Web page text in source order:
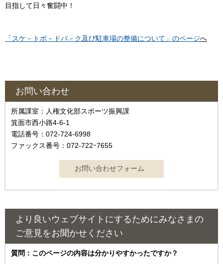
目指して日々奮闘中！
「スケ－トボ－ドパ－ク及び駐車場の整備について」のページへ
お問い合わせ
所属課室：人権文化部スポーツ振興課
箕面市西小路4-6-1
電話番号：072-724-6998
ファックス番号：072-722ｰ7655
より良いウェブサイトにするためにみなさまの
ご意見をお聞かせください
質問：このページの内容は分かりやすかったですか？